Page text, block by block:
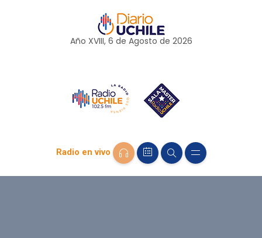
Año XVIII, 6 de Agosto de 2026
Radio en vivo